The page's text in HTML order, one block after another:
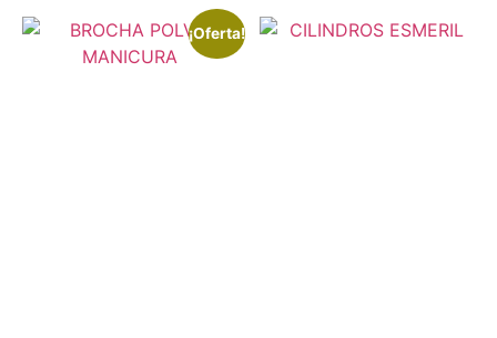
¡Oferta!